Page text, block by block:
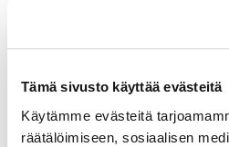
Tämä sivusto käyttää evästeitä
Käytämme evästeitä
räätälöimiseen, sosiaalisen
verkkokauppaamme, niin olkaa
mail@helatukku.com